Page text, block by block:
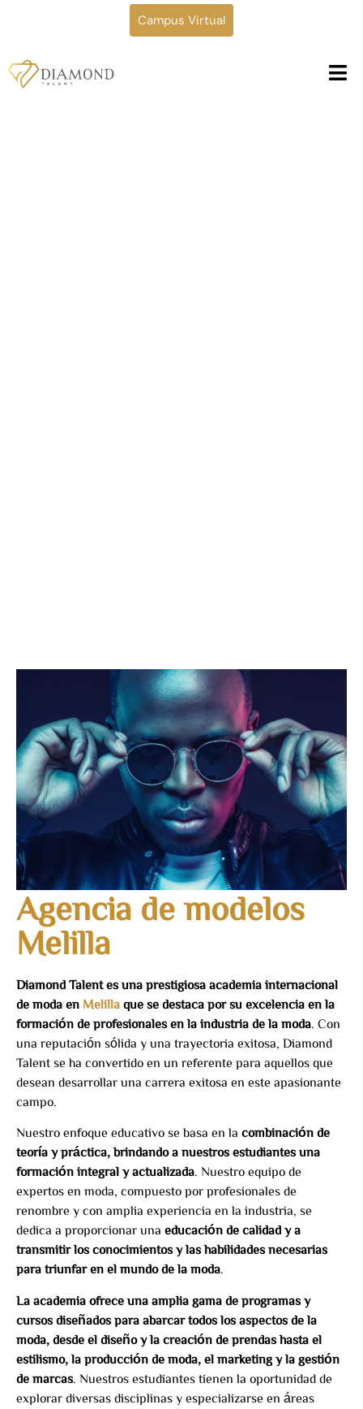
Campus Virtual
Agencia de modelos
Melilla
Diamond Talent es una prestigiosa academia internacional
de moda en Melilla que se destaca por su excelencia en la
formación de profesionales en la industria de la moda . Con
una reputación sólida y una trayectoria exitosa, Diamond
Talent se ha convertido en un referente para aquellos que
desean desarrollar una carrera exitosa en este apasionante
campo.
Nuestro enfoque educativo se basa en la combinación de
teoría y práctica, brindando a nuestros estudiantes una
formación integral y actualizada. Nuestro equipo de
expertos en moda, compuesto por profesionales de
renombre y con amplia experiencia en la industria, se
dedica a proporcionar una educación de calidad y a
transmitir los conocimientos y las habilidades necesarias
para triunfar en el mundo de la moda.
La academia ofrece una amplia gama de programas y
cursos diseñados para abarcar todos los aspectos de la
moda, desde el diseño y la creación de prendas hasta el
estilismo, la producción de moda, el marketing y la gestión
de marcas . Nuestros estudiantes tienen la oportunidad de
explorar diversas disciplinas y especializarse en áreas